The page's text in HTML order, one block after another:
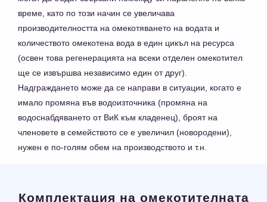
време, като по този начин се увеличава
производителността на омекотяването на водата и
количеството омекотена вода в един цикъл на ресурса
(освен това регенерацията на всеки отделен омекотител
ще се извършва независимо един от друг).
Надграждането може да се направи в ситуации, когато е
имало промяна във водоизточника (промяна на
водоснабдяването от ВиК към кладенец), броят на
членовете в семейството се е увеличил (новородени),
нужен е по-голям обем на производството и т.н.
Комплектация на омекотителната